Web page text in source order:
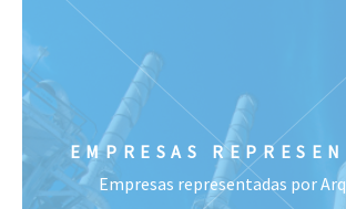
EMPRESAS
Empresas representadas por